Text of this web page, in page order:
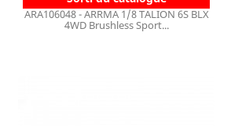
ARA106048 - ARRMA 1/8 TALION 6S BLX
4WD Brushless Sport...